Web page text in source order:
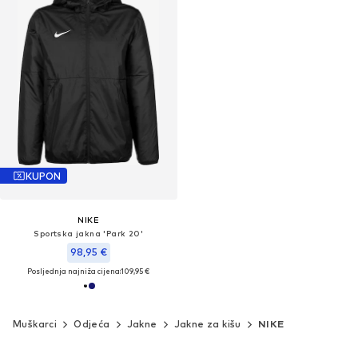
KUPON
NIKE
Sportska jakna 'Park 20'
98,95 €
Posljednja najniža cijena:109,95 €
Muškarci Odjeća Jakne Jakne za kišu NIKE